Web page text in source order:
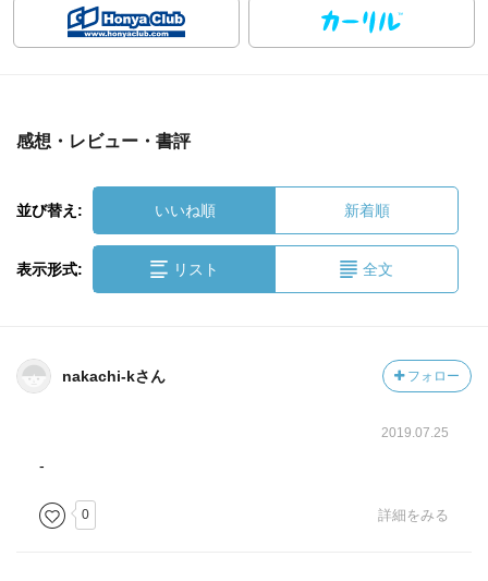
感想・レビュー・書評
並び替え: いいね順 新着順
表示形式: リスト 全文
nakachi-kさん フォロー
2019.07.25
-
0 詳細をみる